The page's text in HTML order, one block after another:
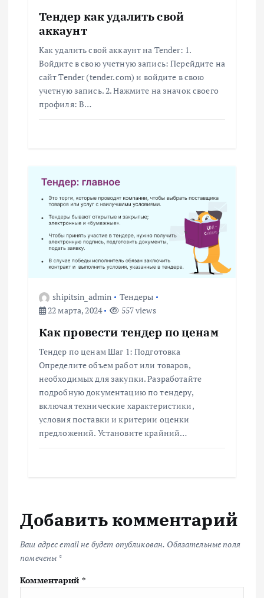
Тендер как удалить свой
аккаунт
Как удалить свой аккаунт на Tender: 1.
Войдите в свою учетную запись: Перейдите на
сайт Tender (tender.com) и войдите в свою
учетную запись. 2. Нажмите на значок своего
профиля: В…
shipitsin_admin
Тендеры
22 марта, 2024
557 views
Как провести тендер по ценам
Тендер по ценам Шаг 1: Подготовка
Определите объем работ или товаров,
необходимых для закупки. Разработайте
подробную документацию по тендеру,
включая технические характеристики,
условия поставки и критерии оценки
предложений. Установите крайний…
Добавить комментарий
Ваш адрес email не будет опубликован. Обязательные поля
помечены *
Комментарий *